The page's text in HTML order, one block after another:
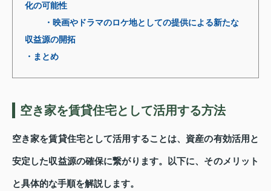
化の可能性
・映画やドラマのロケ地としての提供による新たな
収益源の開拓
・まとめ
空き家を賃貸住宅として活用する方法
空き家を賃貸住宅として活用することは、資産の有効活用と
安定した収益源の確保に繋がります。以下に、そのメリット
と具体的な手順を解説します。